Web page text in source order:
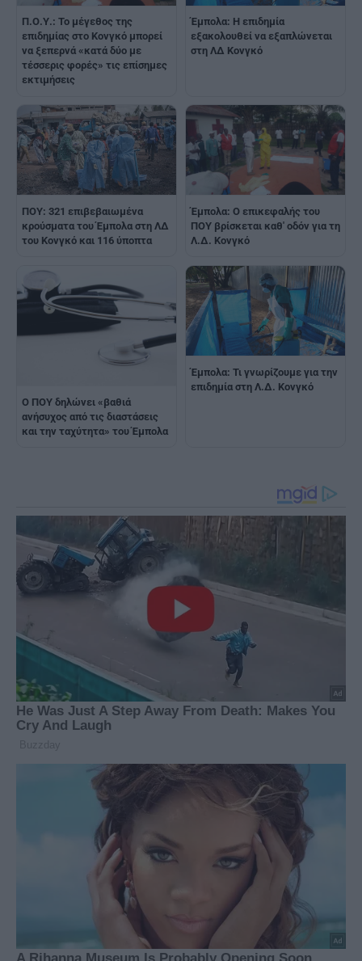
Π.Ο.Υ.: Το μέγεθος της
επιδημίας στο Κονγκό μπορεί
να ξεπερνά «κατά δύο με
τέσσερις φορές» τις επίσημες
εκτιμήσεις
Έμπολα: Η επιδημία
εξακολουθεί να εξαπλώνεται
στη ΛΔ Κονγκό
ΠΟΥ: 321 επιβεβαιωμένα
κρούσματα του Έμπολα στη ΛΔ
του Κονγκό και 116 ύποπτα
Έμπολα: Ο επικεφαλής του
ΠΟΥ βρίσκεται καθ' οδόν για τη
Λ.Δ. Κονγκό
Ο ΠΟΥ δηλώνει «βαθιά
ανήσυχος από τις διαστάσεις
και την ταχύτητα» του Έμπολα
Έμπολα: Τι γνωρίζουμε για την
επιδημία στη Λ.Δ. Κονγκό